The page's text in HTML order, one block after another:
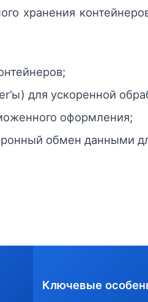
хранения
для ускоренной
оформления;
обмен данными
Ключевые